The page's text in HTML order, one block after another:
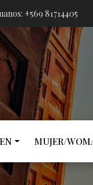
+569 81714405
MUJER/